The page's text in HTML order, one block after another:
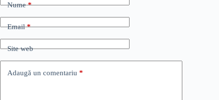
Nume*
Email*
Site web
Adaugă un comentariu *